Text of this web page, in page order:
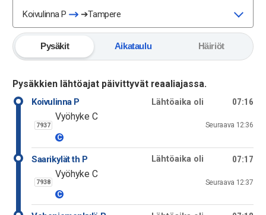
Koivulinna P ➔Tampere
Pysäkit Aikataulu Häiriöt
Pysäkkien lähtöajat päivittyvät reaaliajassa.
Koivulinna P Lähtöaika oli 07:16
7937
Vyöhyke C
C
Seuraava 12:36
Saarikylät th P Lähtöaika oli 07:17
7938
Vyöhyke C
C
Seuraava 12:37